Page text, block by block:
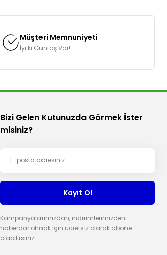
Müşteri Memnuniyeti
İyi ki Güntaş Var!
Bizi Gelen Kutunuzda Görmek İster
misiniz?
Kayıt Ol
Kampanyalarımızdan, indirimlerimizden
haberdar olmak için ücretsiz olarak abone
olabilirsiniz.